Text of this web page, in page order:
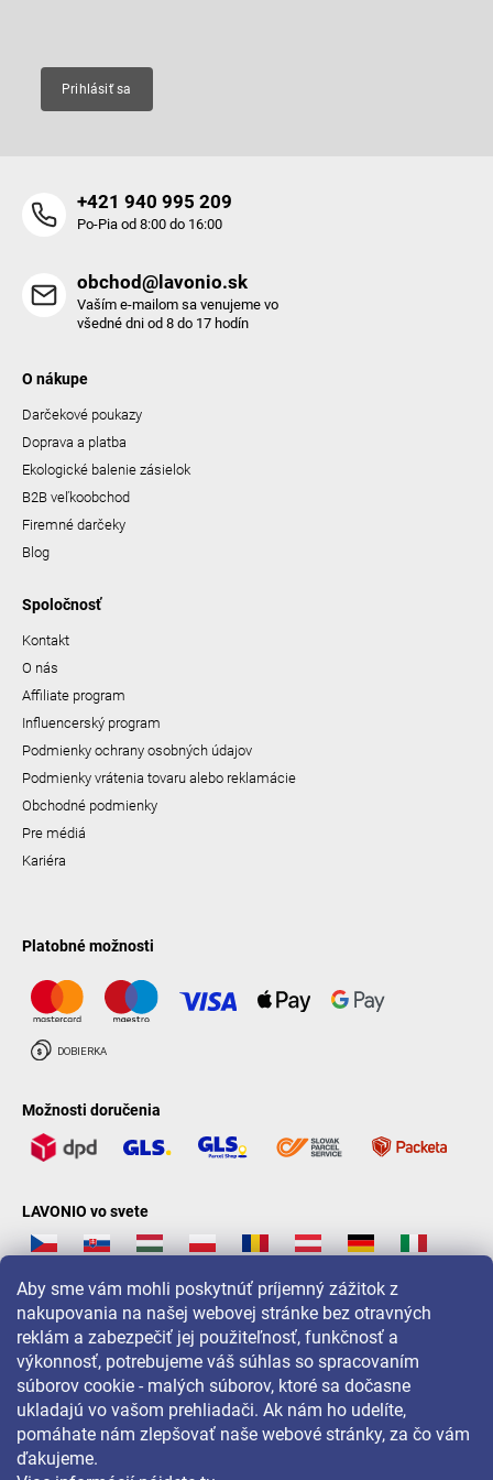
Aby sme vám mohli poskytnúť príjemný zážitok z
nakupovania na našej webovej stránke bez otravných
reklám a zabezpečiť jej použiteľnosť, funkčnosť a
výkonnosť, potrebujeme váš súhlas so spracovaním
súborov cookie - malých súborov, ktoré sa dočasne
ukladajú vo vašom prehliadači. Ak nám ho udelíte,
pomáhate nám zlepšovať naše webové stránky, za čo vám
ďakujeme.
Prihlásiť sa
+421 940 995 209
Po-Pia od 8:00 do 16:00
obchod@lavonio.sk
Vaším e-mailom sa venujeme vo
všedné dni od 8 do 17 hodín
O nákupe
Darčekové poukazy
Doprava a platba
Ekologické balenie zásielok
B2B veľkoobchod
Firemné darčeky
Blog
Spoločnosť
Kontakt
O nás
Affiliate program
Influencerský program
Podmienky ochrany osobných údajov
Podmienky vrátenia tovaru alebo reklamácie
Obchodné podmienky
Pre médiá
Kariéra
Platobné možnosti
Možnosti doručenia
LAVONIO vo svete
Pre akcie, súťaže a zľavy nás sledujte na: